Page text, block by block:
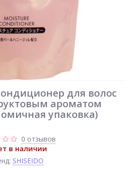
для волос
ароматом
упаковка)
0 отзывов
в наличии
SHISEIDO